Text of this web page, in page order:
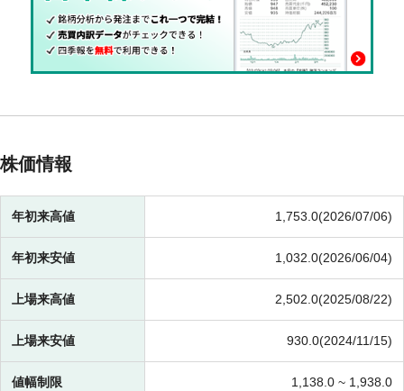
株価情報
年初来高値 1,753.0(2026/07/06)
年初来安値 1,032.0(2026/06/04)
上場来高値 2,502.0(2025/08/22)
上場来安値 930.0(2024/11/15)
値幅制限 1,138.0 ~ 1,938.0